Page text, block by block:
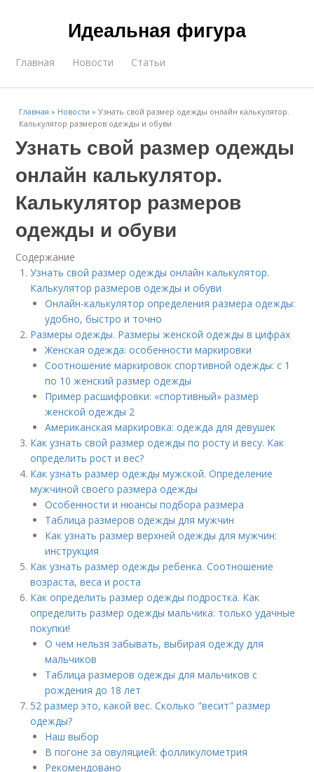
Идеальная фигура
Главная Новости Статьи
Главная » Новости »Узнать свой размер одежды онлайн калькулятор.
Калькулятор размеров одежды и обуви
Узнать свой размер одежды
онлайн калькулятор.
Калькулятор размеров
одежды и обуви
Содержание
Узнать свой размер одежды онлайн калькулятор.
Калькулятор размеров одежды и обуви
Онлайн-калькулятор определения размера одежды:
удобно, быстро и точно
Размеры одежды. Размеры женской одежды в цифрах
Женская одежда: особенности маркировки
Соотношение маркировок спортивной одежды: с 1
по 10 женский размер одежды
Пример расшифровки: «спортивный» размер
женской одежды 2
Американская маркировка: одежда для девушек
Как узнать свой размер одежды по росту и весу. Как
определить рост и вес?
Как узнать размер одежды мужской. Определение
мужчиной своего размера одежды
Особенности и нюансы подбора размера
Таблица размеров одежды для мужчин
Как узнать размер верхней одежды для мужчин:
инструкция
Как узнать размер одежды ребенка. Соотношение
возраста, веса и роста
Как определить размер одежды подростка. Как
определить размер одежды мальчика: только удачные
покупки!
О чем нельзя забывать, выбирая одежду для
мальчиков
Таблица размеров одежды для мальчиков с
рождения до 18 лет
52 размер это, какой вес. Сколько "весит" размер
одежды?
Наш выбор
В погоне за овуляцией: фолликулометрия
Рекомендовано